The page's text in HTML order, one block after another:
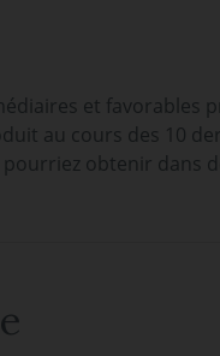
et
au cours des 10
obtenir dans